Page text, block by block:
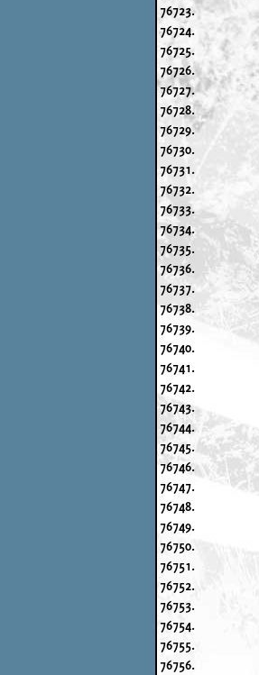
76723.
76724.
76725.
76726.
76727.
76728.
76729.
76730.
76731.
76732.
76733.
76734.
76735.
76736.
76737.
76738.
76739.
76740.
76741.
76742.
76743.
76744.
76745.
76746.
76747.
76748.
76749.
76750.
76751.
76752.
76753.
76754.
76755.
76756.